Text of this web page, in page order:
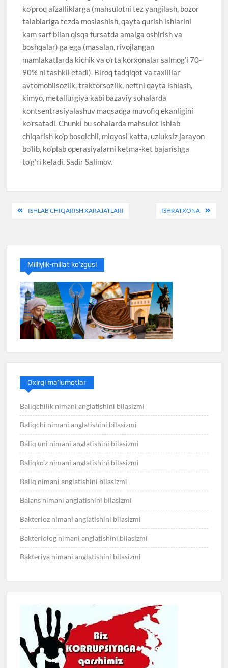
ko’proq afzalliklarga (mahsulotni tez yangilash, bozor
talablariga tezda moslashish, qayta qurish ishlarini
kam sarf bilan qisqa fursatda amalga oshirish va
boshqalar) ga ega (masalan, rivojlangan
mamlakatlarda kichik va o’rta korxonalar salmog’i 70-
90% ni tashkil etadi). Biroq tadqiqot va taxlillar
avtomobilsozlik, traktorsozlik, neftni qayta ishlash,
kimyo, metallurgiya kabi bazaviy sohalarda
kontsentrasiyalashuv maqsadga muvofiq ekanligini
ko’rsatadi. Chunki bu sohalarda mahsulot ishlab
chiqarish ko’p bosqichli, miqyosi katta, uzluksiz jarayon
bo’lib, ko’plab operasiyalarni ketma-ket bajarishga
to’g’ri keladi. Sadir Salimov.
PostISHLAB CHIQARISH XARAJATLARI ISHRATXONA
Milliylik-millat ko’zgusi
Oxirgi ma’lumotlar
Baliqchilik nimani anglatishini bilasizmi
Baliqchi nimani anglatishini bilasizmi
Baliq uni nimani anglatishini bilasizmi
Baliqko’z nimani anglatishini bilasizmi
Baliq nimani anglatishini bilasizmi
Balans nimani anglatishini bilasizmi
Bakterioz nimani anglatishini bilasizmi
Bakteriolog nimani anglatishini bilasizmi
Bakteriya nimani anglatishini bilasizmi